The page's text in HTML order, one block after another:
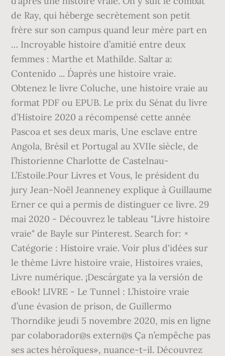
de Ray, qui héberge secrètement son petit
frère sur son campus quand leur mère part en
… Incroyable histoire d’amitié entre deux
femmes : Marthe et Mathilde. Saltar a:
Contenido ... D´après une histoire vraie.
Obtenez le livre Coluche, une histoire vraie au
format PDF ou EPUB. Le prix du Sénat du livre
d’Histoire 2020 a récompensé cette année
Pascoa et ses deux maris, Une esclave entre
Angola, Brésil et Portugal au XVIIe siècle, de
l’historienne Charlotte de Castelnau-
L’Estoile.Pour Livres et Vous, le président du
jury Jean-Noël Jeanneney explique à Guillaume
Erner ce qui a permis de distinguer ce livre. 29
mai 2020 - Découvrez le tableau "Livre histoire
vraie" de Bayle sur Pinterest. Search for: ×
Catégorie : Histoire vraie. Voir plus d'idées sur
le thème Livre histoire vraie, Histoires vraies,
Livre numérique. ¡Descárgate ya la versión de
eBook! LIVRE - Le Tunnel : L’histoire vraie
d’une évasion de prison, de Guillermo
Thorndike jeudi 5 novembre 2020, mis en ligne
par colaborador@s extern@s Ça n’empêche pas
ses actes héroïques», nuance-t-il. Découvrez